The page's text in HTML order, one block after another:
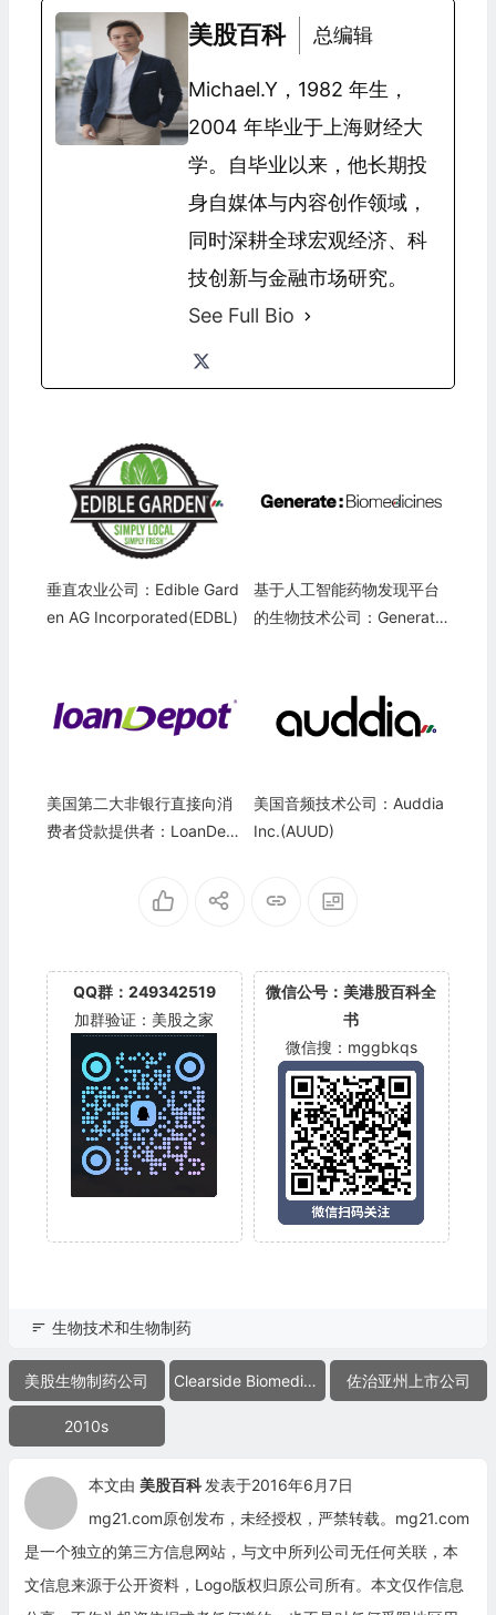
美股百科 总编辑
Michael.Y，1982 年生，
2004 年毕业于上海财经大
学。自毕业以来，他长期投
身自媒体与内容创作领域，
同时深耕全球宏观经济、科
技创新与金融市场研究。
See Full Bio
垂直农业公司：Edible Gard
en AG Incorporated(EDBL)
基于人工智能药物发现平台
的生物技术公司：Generate
美国第二大非银行直接向消
费​​者贷款提供者：LoanDep
美国音频技术公司：Auddia
Inc.(AUUD)
QQ群：249342519
加群验证：美股之家
微信公号：美港股百科全
书
微信搜：mggbkqs
生物技术和生物制药
美股生物制药公司 Clearside Biomedical 佐治亚州上市公司
2010s
本文由 美股百科 发表于2016年6月7日
mg21.com原创发布，未经授权，严禁转载。mg21.com
是一个独立的第三方信息网站，与文中所列公司无任何关联，本
文信息来源于公开资料，Logo版权归原公司所有。本文仅作信息